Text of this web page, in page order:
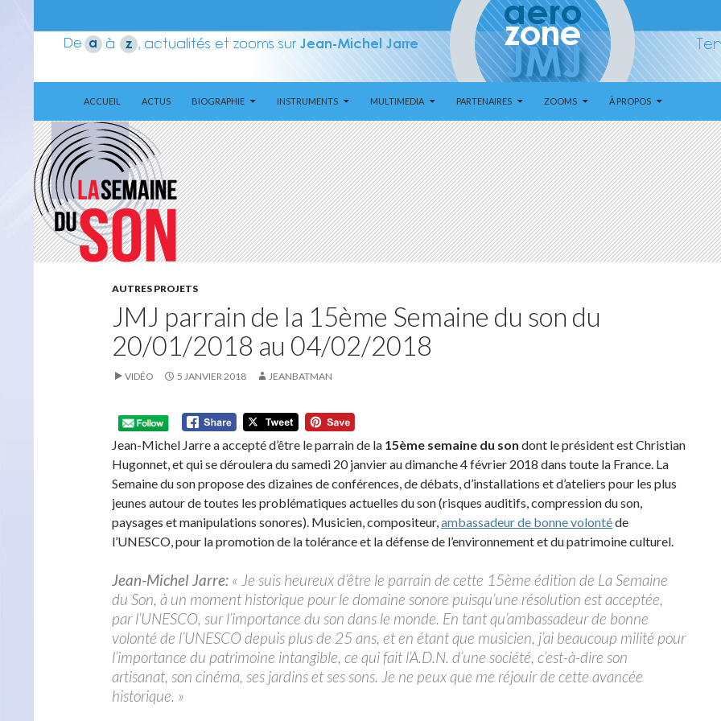
Aerozone JMJ
ACCUEIL
ACTUS BIOGRAPHIE INSTRUMENTS MULTIMEDIA PARTENAIRES ZOOMS À PROPOS
AUTRES PROJETS
JMJ parrain de la 15ème Semaine du son du
20/01/2018 au 04/02/2018
VIDÉO 5 JANVIER 2018 JEANBATMAN
Jean-Michel Jarre a accepté d’être le parrain de la 15ème semaine du son dont le président est Christian
Hugonnet, et qui se déroulera du samedi 20 janvier au dimanche 4 février 2018 dans toute la France. La
Semaine du son propose des dizaines de conférences, de débats, d’installations et d’ateliers pour les plus
jeunes autour de toutes les problématiques actuelles du son (risques auditifs, compression du son,
paysages et manipulations sonores). Musicien, compositeur,ambassadeur de bonne volontéde
l’UNESCO, pour la promotion de la tolérance et la défense de l’environnement et du patrimoine culturel.
Jean-Michel Jarre: « Je suis heureux d’être le parrain de cette 15ème édition de La Semaine
du Son, à un moment historique pour le domaine sonore puisqu’une résolution est acceptée,
par l’UNESCO, sur l’importance du son dans le monde. En tant qu’ambassadeur de bonne
volonté de l’UNESCO depuis plus de 25 ans, et en étant que musicien, j’ai beaucoup milité pour
l’importance du patrimoine intangible, ce qui fait l’A.D.N. d’une société, c’est-à-dire son
artisanat, son cinéma, ses jardins et ses sons. Je ne peux que me réjouir de cette avancée
historique. »